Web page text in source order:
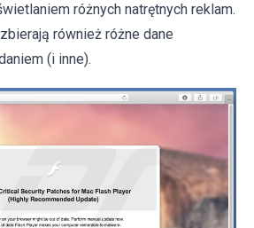
różnych natrętnych reklam.
również różne dane
(i inne).